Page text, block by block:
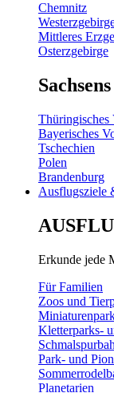
Chemnitz
Mittleres
Osterzgebirge
Thüringisches
Bayerisches
Tschechien
Polen
Brandenburg
Ausflugsziele
Erkunde jede
Für Familien
Zoos und
Kletterparks-
Park- und
Planetarien